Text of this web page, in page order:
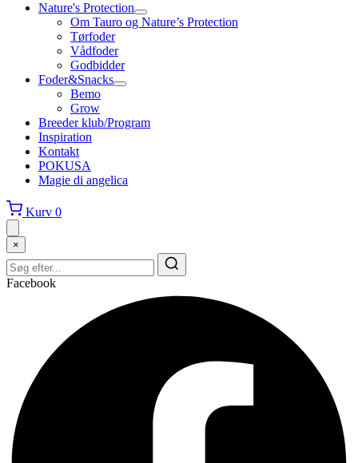
Nature's Protection
Om Tauro og Nature’s Protection
Tørfoder
Vådfoder
Godbidder
Foder&Snacks
Bemo
Grow
Breeder klub/Program
Inspiration
Kontakt
POKUSA
Magie di angelica
Kurv 0
×
Facebook